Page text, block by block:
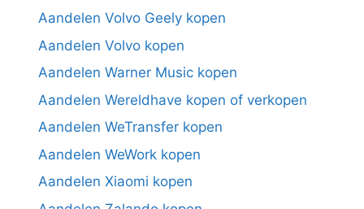
Aandelen Volvo Geely kopen
Aandelen Volvo kopen
Aandelen Warner Music kopen
Aandelen Wereldhave kopen of verkopen
Aandelen WeTransfer kopen
Aandelen WeWork kopen
Aandelen Xiaomi kopen